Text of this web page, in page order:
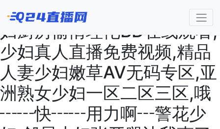
丰满少妇被猛烈高清播放,少
妇厨房愉情理伦BD在线观看,
少妇真人直播免费视频,精品
人妻少妇嫩草AV无码专区,亚
洲熟女少妇一区二区三区,哦
┅┅快┅┅用力啊┅警花少